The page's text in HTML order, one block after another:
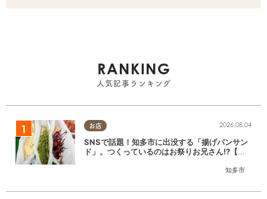
RANKING
人気記事ランキング
お店
知多市
2026.08.04
SNSで話題！知多市に出没する「揚げパンサン
ド」。つくっているのはお祭りお兄さん!?【ち